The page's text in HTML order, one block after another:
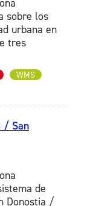
sobre los
urbana en
tres
WMS
/ San
de
Donostia /